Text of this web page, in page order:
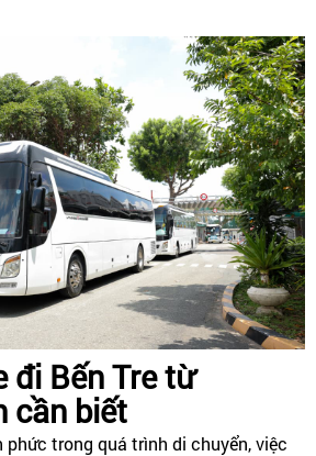
đi Bến Tre từ
cần biết
trong quá trình di chuyển, việc